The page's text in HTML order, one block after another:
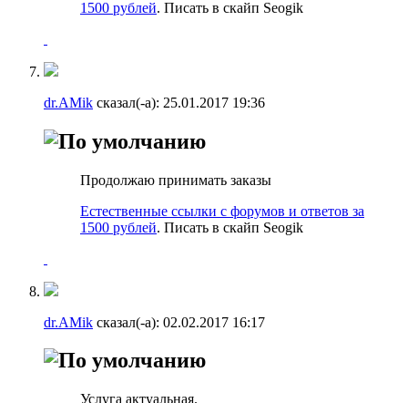
1500 рублей. Писать в скайп Seogik
dr.AMik сказал(-а): 25.01.2017 19:36
Продолжаю принимать заказы
Естественные ссылки с форумов и ответов за
1500 рублей. Писать в скайп Seogik
dr.AMik сказал(-а): 02.02.2017 16:17
Услуга актуальная.